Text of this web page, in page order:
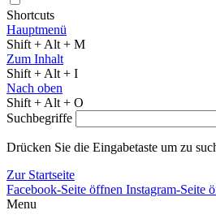
Shortcuts
Hauptmenü
Shift + Alt + M
Zum Inhalt
Shift + Alt + I
Nach oben
Shift + Alt + O
Suchbegriffe
Drücken Sie die Eingabetaste um zu
Zur Startseite
Facebook-Seite öffnen Instagram-Seite
Menu